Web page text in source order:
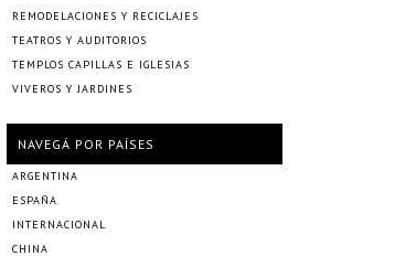
REMODELACIONES Y RECICLAJES
TEATROS Y AUDITORIOS
TEMPLOS CAPILLAS E IGLESIAS
VIVEROS Y JARDINES
NAVEGÁ POR PAÍSES
ARGENTINA
ESPAÑA
INTERNACIONAL
CHINA